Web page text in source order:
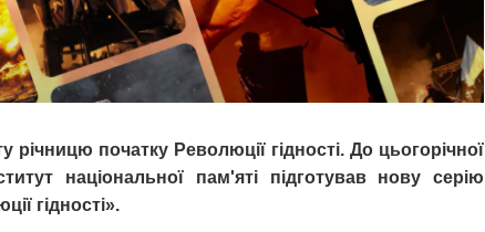
річницю початку Революції гідності. До цьогорічної
національної пам'яті підготував нову серію
гідності».